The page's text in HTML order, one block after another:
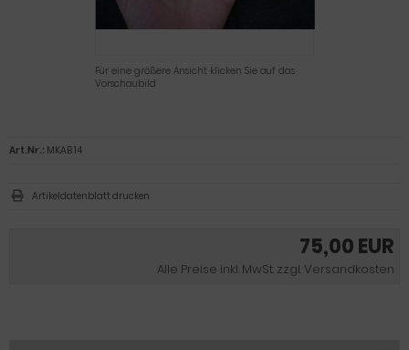
Für eine größere Ansicht klicken Sie auf das
Vorschaubild
75,00 EUR
Alle Preise inkl. MwSt. zzgl. Versandkosten
Art.Nr.: MKAB 14
Artikeldatenblatt drucken